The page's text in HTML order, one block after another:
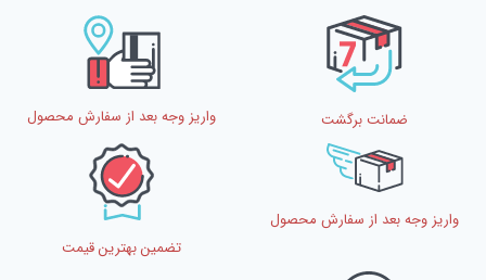
ضمانت برگشت واریز وجه بعد از سفارش محصول
واریز وجه بعد از سفارش محصول
تضمین بهترین قیمت